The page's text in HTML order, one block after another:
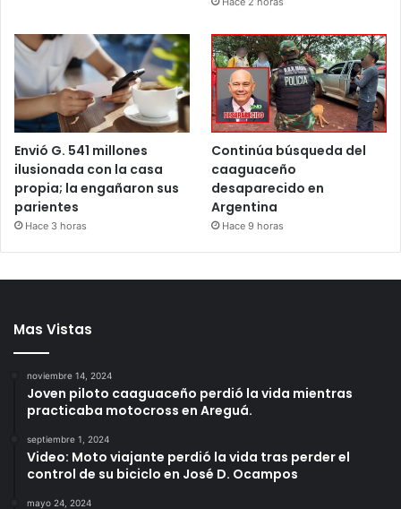
Envió G. 541 millones
ilusionada con la casa
propia; la engañaron sus
parientes
Hace 3 horas
Continúa búsqueda del
caaguaceño
desaparecido en
Argentina
Hace 9 horas
Mas Vistas
noviembre 14, 2024
Joven piloto caaguaceño perdió la vida mientras
practicaba motocross en Areguá.
septiembre 1, 2024
Video: Moto viajante perdió la vida tras perder el
control de su biciclo en José D. Ocampos
mayo 24, 2024